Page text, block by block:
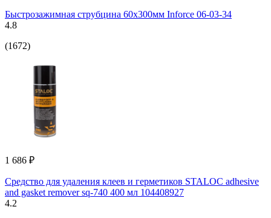
Быстрозажимная струбцина 60х300мм Inforce 06-03-34
4.8
(1672)
1 686 ₽
Средство для удаления клеев и герметиков STALOC adhesive
and gasket remover sq-740 400 мл 104408927
4.2